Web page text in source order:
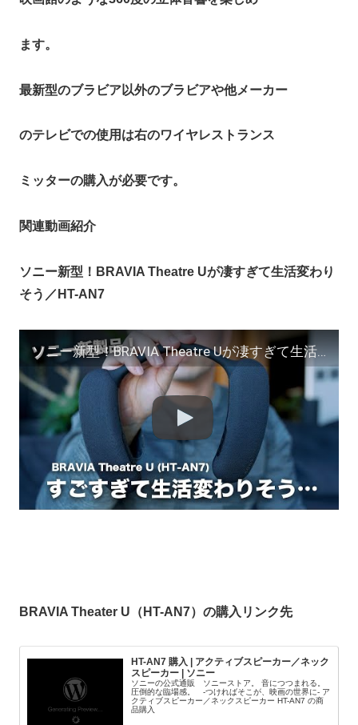
ます。
最新型のブラビア以外のブラビアや他メーカー
のテレビでの使用は右のワイヤレストランス
ミッターの購入が必要です。
関連動画紹介
ソニー新型！BRAVIA Theatre Uが凄すぎて生活変わり
そう／HT-AN7
ソニー新型！BRAVIA Theatre Uが凄すぎて生活変わりそう／HT-AN7
BRAVIA Theater U（HT-AN7）の購入リンク先
HT-AN7 購入 | アクティブスピーカー／ネック
スピーカー | ソニー
ソニーの公式通販 ソニーストア。 音につつまれる。
圧倒的な臨場感。 -つければそこが、映画の世界に- ア
クティブスピーカー／ネックスピーカー HT-AN7 の商
品購入